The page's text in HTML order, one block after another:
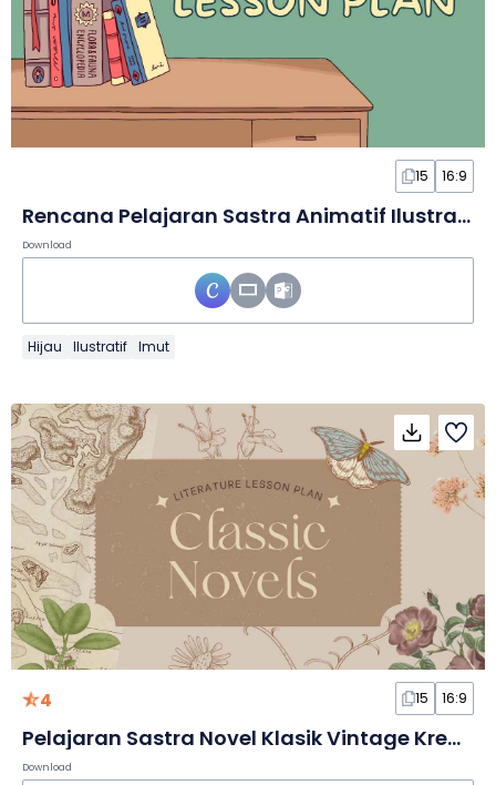
15 16:9
Rencana Pelajaran Sastra Animatif Ilustratif dalam Slide
Download
Hijau Ilustratif Imut
4 15 16:9
Pelajaran Sastra Novel Klasik Vintage Krem dan Cokelat dalam Slide
Download